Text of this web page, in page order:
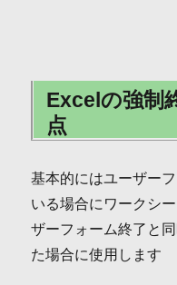
Excelの強制
点
基本的にはユーザー
いる場合にワークシ
ザーフォーム終了と
た場合に使用します